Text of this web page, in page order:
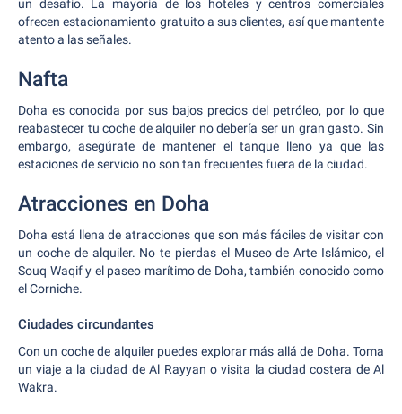
un desafío. La mayoría de los hoteles y centros comerciales
ofrecen estacionamiento gratuito a sus clientes, así que mantente
atento a las señales.
Nafta
Doha es conocida por sus bajos precios del petróleo, por lo que
reabastecer tu coche de alquiler no debería ser un gran gasto. Sin
embargo, asegúrate de mantener el tanque lleno ya que las
estaciones de servicio no son tan frecuentes fuera de la ciudad.
Atracciones en Doha
Doha está llena de atracciones que son más fáciles de visitar con
un coche de alquiler. No te pierdas el Museo de Arte Islámico, el
Souq Waqif y el paseo marítimo de Doha, también conocido como
el Corniche.
Ciudades circundantes
Con un coche de alquiler puedes explorar más allá de Doha. Toma
un viaje a la ciudad de Al Rayyan o visita la ciudad costera de Al
Wakra.